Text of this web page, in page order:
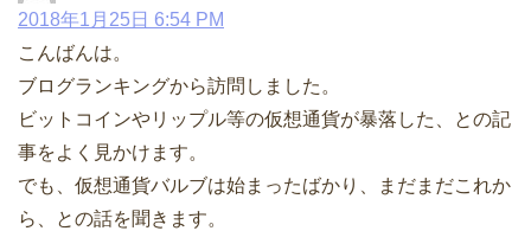
2018年1月25日 6:54 PM
こんばんは。
ブログランキングから訪問しました。
ビットコインやリップル等の仮想通貨が暴落した、との記
事をよく見かけます。
でも、仮想通貨バルブは始まったばかり、まだまだこれか
ら、との話を聞きます。